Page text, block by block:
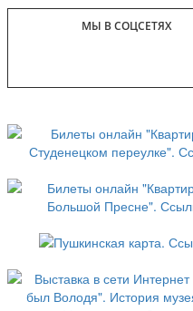
МЫ В СОЦСЕТЯХ